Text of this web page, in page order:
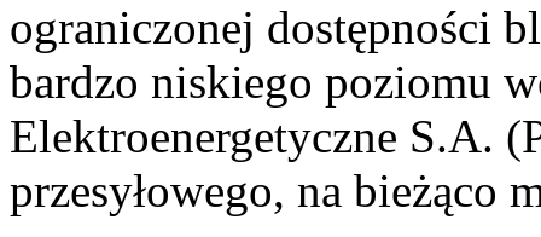
ograniczonej dostępności
bardzo niskiego poziomu
Elektroenergetyczne S.A.
przesyłowego, na bieżąco